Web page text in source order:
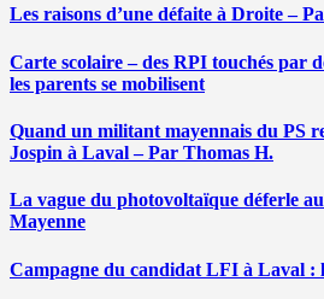
Les raisons d’une défaite à Droite –
Carte scolaire – des RPI touchés par
les parents se mobilisent
Quand un militant mayennais du PS
Jospin à Laval – Par Thomas H.
La vague du photovoltaïque déferle
Mayenne
Campagne du candidat LFI à Laval :